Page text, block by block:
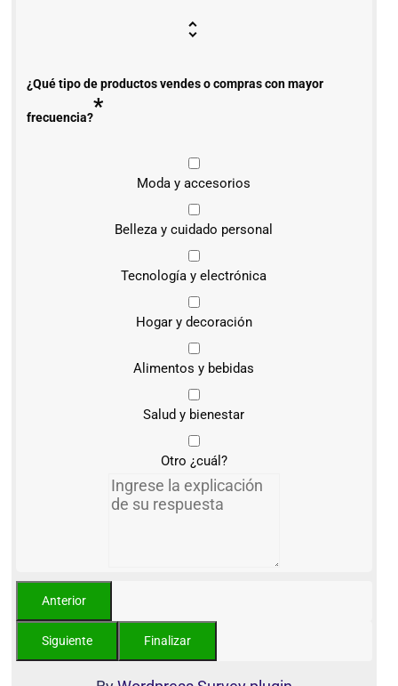
¿Qué tipo de productos vendes o compras con mayor
frecuencia?*
Moda y accesorios
Belleza y cuidado personal
Tecnología y electrónica
Hogar y decoración
Alimentos y bebidas
Salud y bienestar
Otro ¿cuál?